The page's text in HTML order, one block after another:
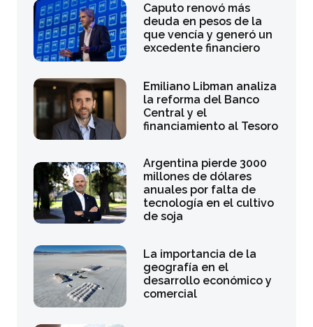
Caputo renovó más
deuda en pesos de la
que vencía y generó un
excedente financiero
Emiliano Libman analiza
la reforma del Banco
Central y el
financiamiento al Tesoro
Argentina pierde 3000
millones de dólares
anuales por falta de
tecnología en el cultivo
de soja
La importancia de la
geografía en el
desarrollo económico y
comercial